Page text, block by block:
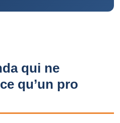
qui ne
qu’un pro